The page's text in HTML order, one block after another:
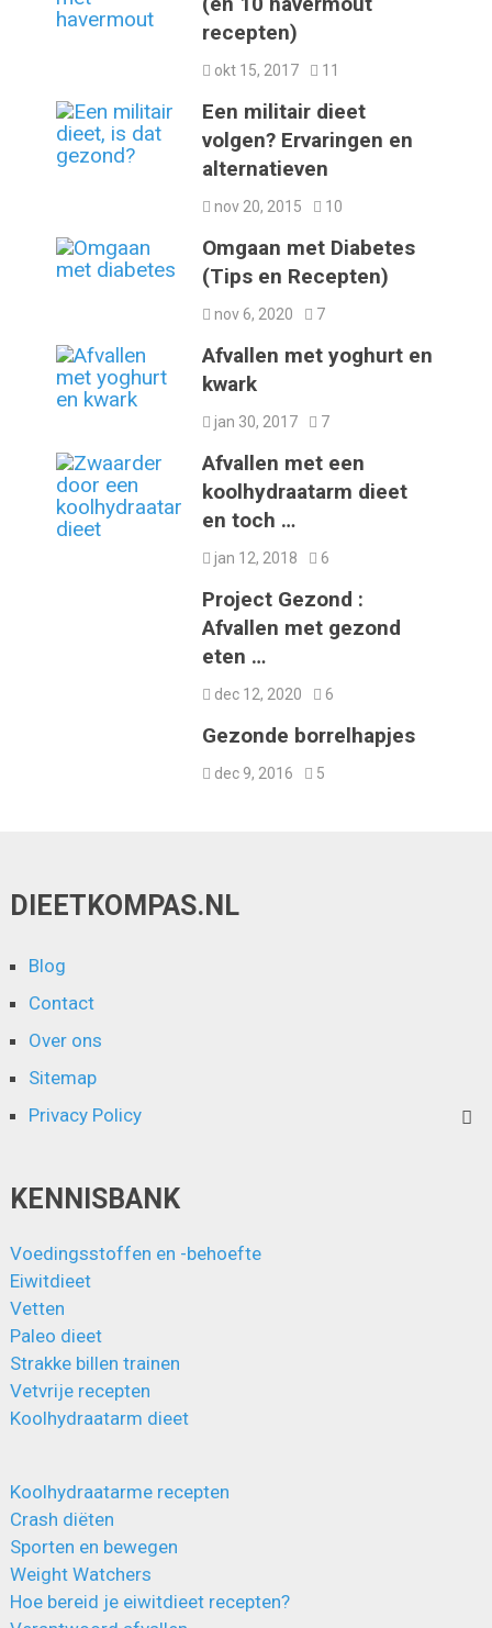
recepten)
okt 15, 2017 11
Een militair dieet
volgen? Ervaringen en
alternatieven
nov 20, 2015 10
Omgaan met Diabetes
(Tips en Recepten)
nov 6, 2020 7
Afvallen met yoghurt en
kwark
jan 30, 2017 7
Afvallen met een
koolhydraatarm dieet
en toch …
jan 12, 2018 6
Project Gezond :
Afvallen met gezond
eten …
dec 12, 2020 6
Gezonde borrelhapjes
dec 9, 2016 5
DIEETKOMPAS.NL
Blog
Contact
Over ons
Sitemap
Privacy Policy
KENNISBANK
Voedingsstoffen en -behoefte
Eiwitdieet
Vetten
Paleo dieet
Strakke billen trainen
Vetvrije recepten
Koolhydraatarm dieet
Koolhydraatarme recepten
Crash diëten
Sporten en bewegen
Weight Watchers
Hoe bereid je eiwitdieet recepten?